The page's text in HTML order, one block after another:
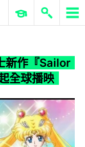
ERP 與商業 AI
新作『Sailor
全球播映